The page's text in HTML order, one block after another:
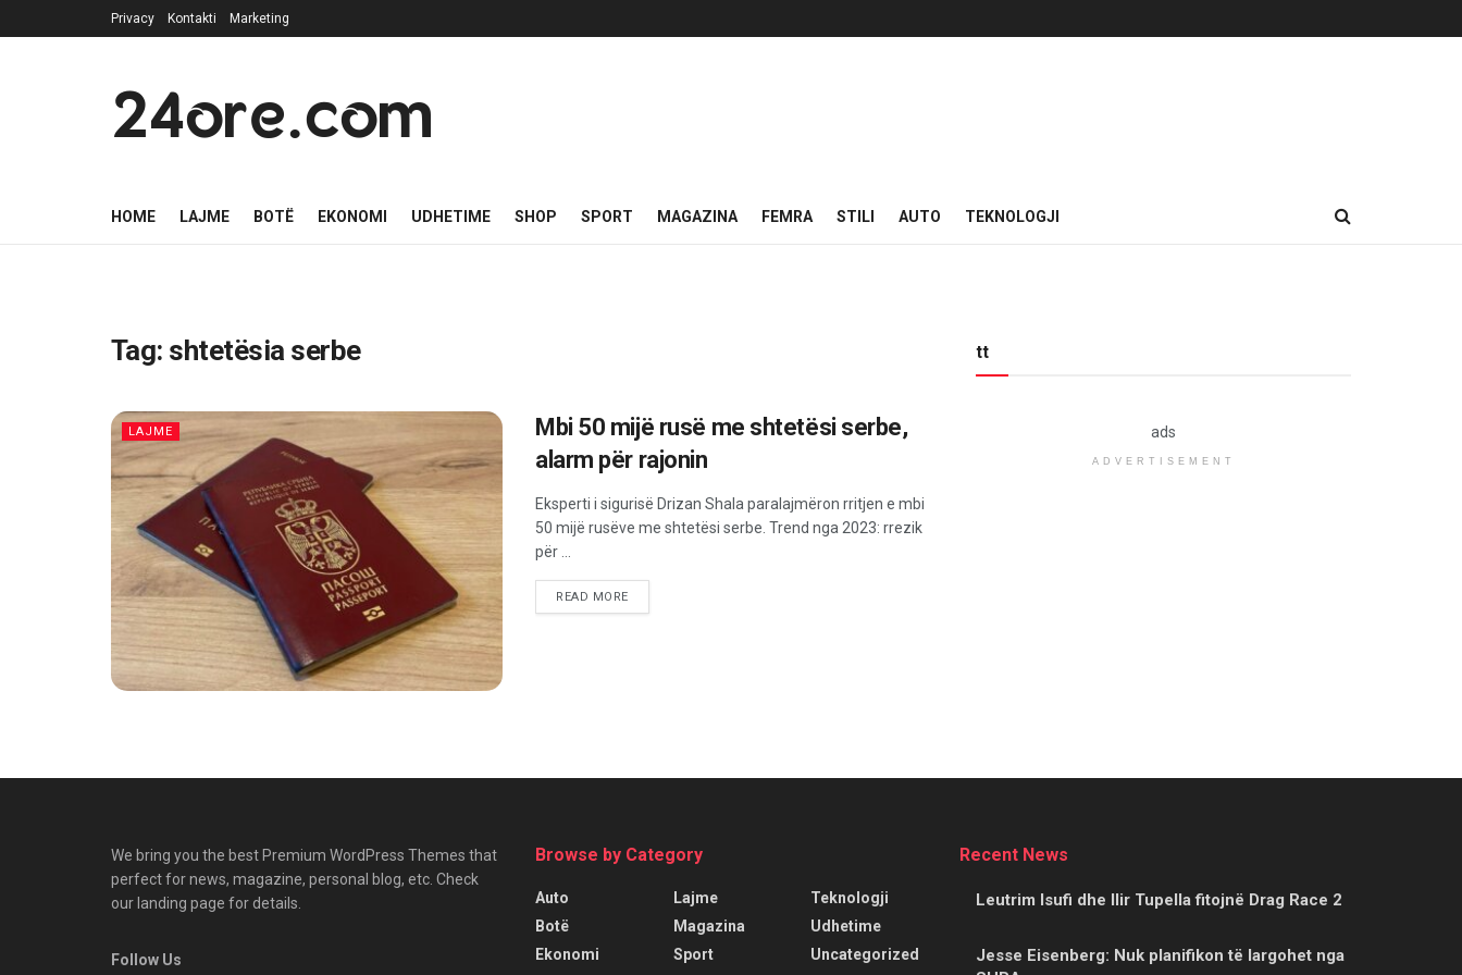
Privacy Kontakti Marketing
24ore.com
HOME LAJME BOTË EKONOMI UDHETIME SHOP SPORT MAGAZINA FEMRA STILI AUTO TEKNOLOGJI
Tag: shtetësia serbe
LAJME
Mbi 50 mijë rusë me shtetësi serbe,
alarm për rajonin
Eksperti i sigurisë Drizan Shala paralajmëron rritjen e mbi
50 mijë rusëve me shtetësi serbe. Trend nga 2023: rrezik
për ...
READ MORE
tt
ads
ADVERTISEMENT
We bring you the best Premium WordPress Themes that
perfect for news, magazine, personal blog, etc. Check
our landing page for details.
Follow Us
Browse by Category
Auto
Botë
Ekonomi
Lajme
Magazina
Sport
Teknologji
Udhetime
Uncategorized
Recent News
Leutrim Isufi dhe Ilir Tupella fitojnë Drag Race 2
Jesse Eisenberg: Nuk planifikon të largohet nga